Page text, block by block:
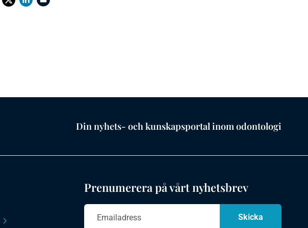
Din nyhets- och kunskapsportal inom odontologi
Prenumerera på vårt nyhetsbrev